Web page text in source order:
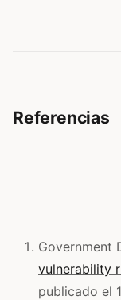
Referencias
Government
vulnerability
publicado el